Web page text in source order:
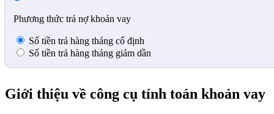
Phương thức trả nợ khoản vay
Số tiền trả hàng tháng cố định
Số tiền trả hàng tháng giảm dần
Giới thiệu về công cụ tính toán khoản vay